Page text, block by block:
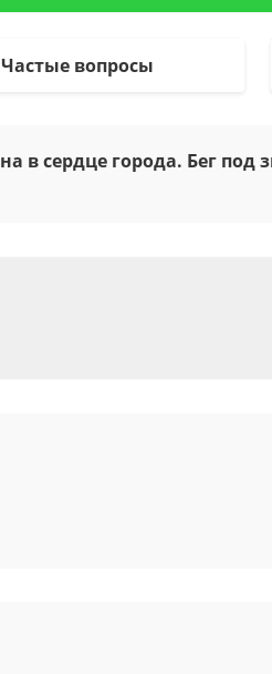
Частые вопросы
в сердце города. Бег под